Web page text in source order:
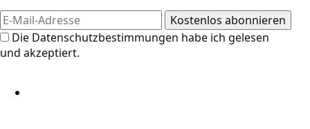
Die Datenschutzbestimmungen habe ich gelesen
und akzeptiert.